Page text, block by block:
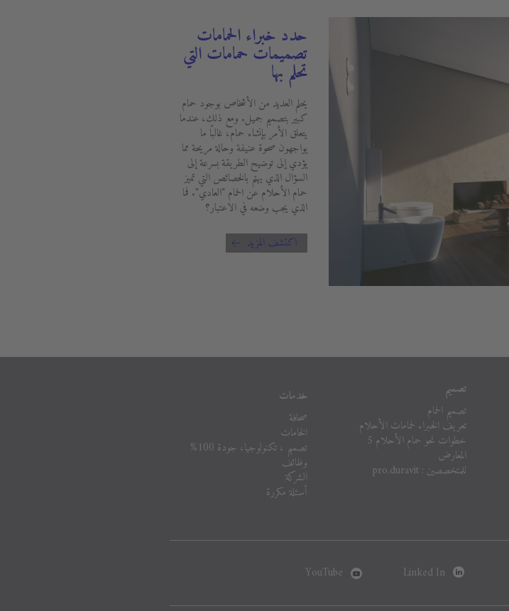
حدد خبراء الحمامات
تصميمات حمامات التي
تحلم بها
يحلم العديد من الأشخاص بوجود حمام
كبير بتصميم جميل. ومع ذلك، عندما
يتعلق الأمر بإنشاء حمام، غالبًا ما
يواجهون صحوة عنيفة وحالة مريحة مما
يؤدي إلى توضيح الطريقة بسرعة إلى
السؤال الذي يهتم بالخصائص التي تميز
حمام الأحلام عن الحمام "العادي". فما
الذي يجب وضعه في الاعتبار؟
اكتشف المزيد
تصميم
تصميم الحمام
تعريف الخبراء لحمامات الأحلام
خطوات نحو حمام الأحلام 5
المعارض
للمتخصصين : pro.duravit
خدمات
صحافة
الخامات
تصميم ، تكنولوجيا، جودة 100%
وظائف
الشركة
أسئلة مكررة
Linked In
YouTube